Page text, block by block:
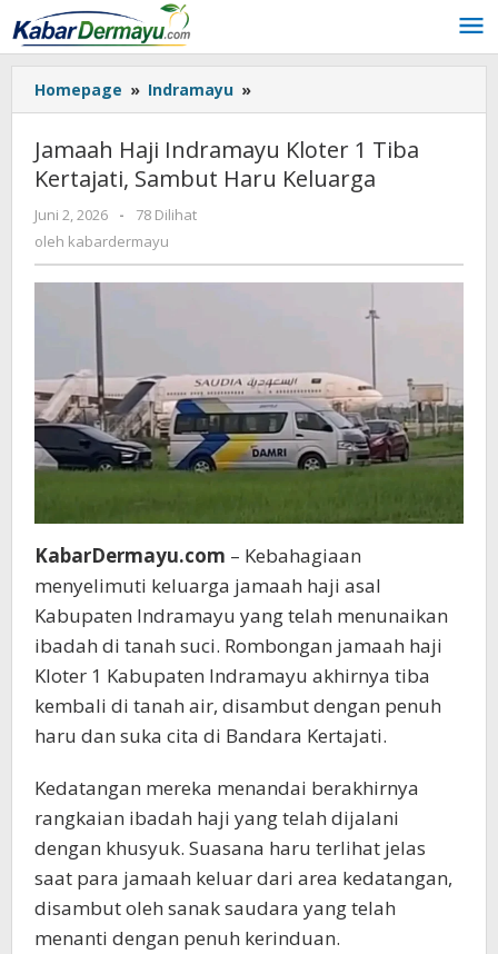
Lewati
ke
konten
Homepage » Indramayu »
Haji
Indramayu
Kloter
1
Jamaah Haji Indramayu Kloter 1 Tiba
Kertajati, Sambut Haru Keluarga
Juni 2, 2026
oleh
kabardermayu
-
78 Dilihat
oleh kabardermayu
KabarDermayu.com – Kebahagiaan
menyelimuti keluarga jamaah haji asal
Kabupaten Indramayu yang telah menunaikan
ibadah di tanah suci. Rombongan jamaah haji
Kloter 1 Kabupaten Indramayu akhirnya tiba
kembali di tanah air, disambut dengan penuh
haru dan suka cita di Bandara Kertajati.
Kedatangan mereka menandai berakhirnya
rangkaian ibadah haji yang telah dijalani
dengan khusyuk. Suasana haru terlihat jelas
saat para jamaah keluar dari area kedatangan,
disambut oleh sanak saudara yang telah
menanti dengan penuh kerinduan.